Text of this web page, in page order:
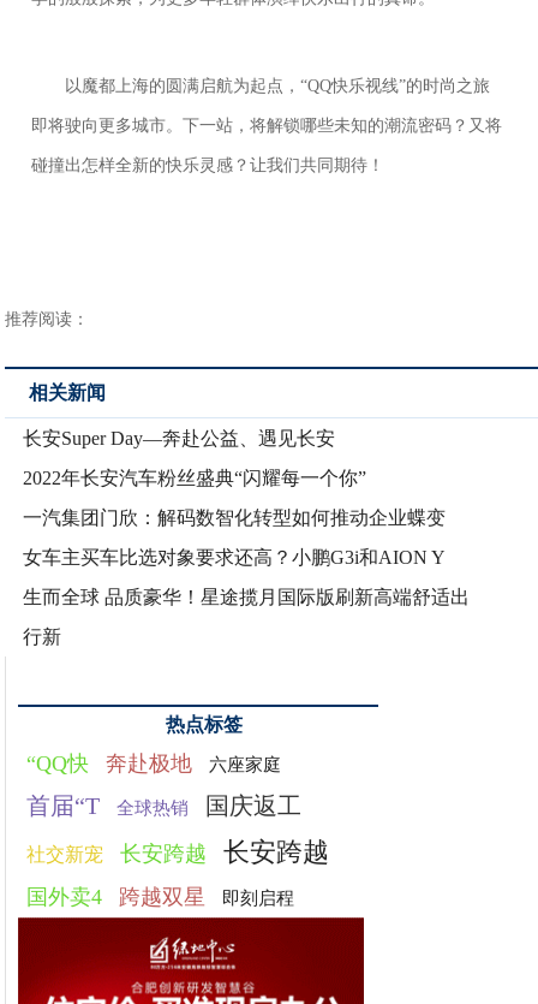
以魔都上海的圆满启航为起点，“QQ快乐视线”的时尚之旅
即将驶向更多城市。下一站，将解锁哪些未知的潮流密码？又将
碰撞出怎样全新的快乐灵感？让我们共同期待！
推荐阅读：
相关新闻
长安Super Day—奔赴公益、遇见长安
2022年长安汽车粉丝盛典“闪耀每一个你”
一汽集团门欣：解码数智化转型如何推动企业蝶变
女车主买车比选对象要求还高？小鹏G3i和AION Y
生而全球 品质豪华！星途揽月国际版刷新高端舒适出
行新
热点标签
“QQ快 奔赴极地 六座家庭
首届“T 全球热销 国庆返工
社交新宠 长安跨越 长安跨越
国外卖4 跨越双星 即刻启程